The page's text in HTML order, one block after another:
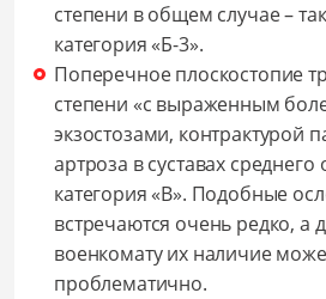
степени в общем случае –
категория «Б-3».
Поперечное плоскостопие
степени «с выраженным
экзостозами, контрактурой
артроза в суставах среднего
категория «В». Подобные
встречаются очень редко, а
военкомату их наличие
проблематично.